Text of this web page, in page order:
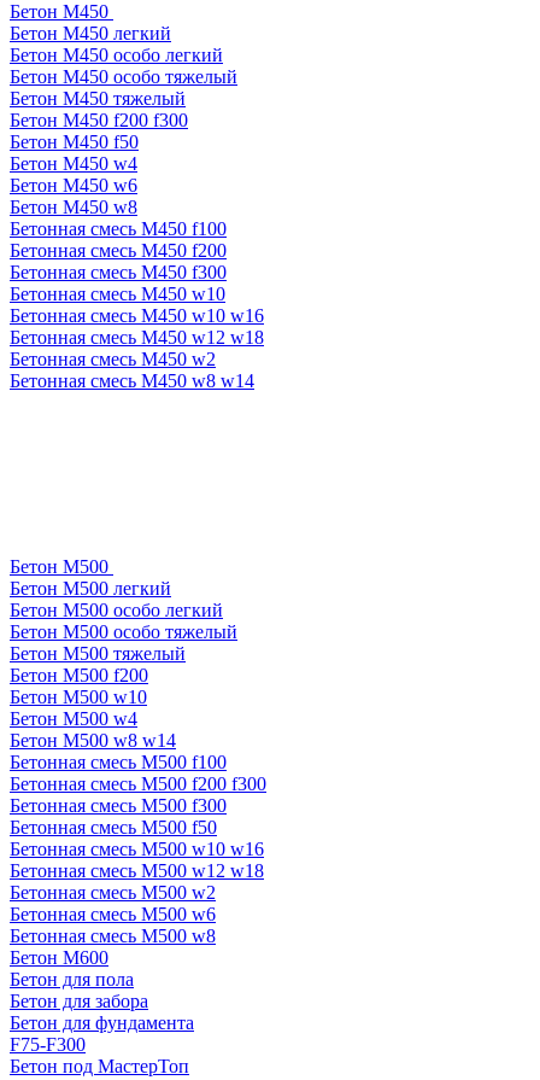
Бетон М450
Бетон М450 легкий
Бетон М450 особо легкий
Бетон М450 особо тяжелый
Бетон М450 тяжелый
Бетон М450 f200 f300
Бетон М450 f50
Бетон М450 w4
Бетон М450 w6
Бетон М450 w8
Бетонная смесь М450 f100
Бетонная смесь М450 f200
Бетонная смесь М450 f300
Бетонная смесь М450 w10
Бетонная смесь М450 w10 w16
Бетонная смесь М450 w12 w18
Бетонная смесь М450 w2
Бетонная смесь М450 w8 w14
Бетон М500
Бетон М500 легкий
Бетон М500 особо легкий
Бетон М500 особо тяжелый
Бетон М500 тяжелый
Бетон М500 f200
Бетон М500 w10
Бетон М500 w4
Бетон М500 w8 w14
Бетонная смесь М500 f100
Бетонная смесь М500 f200 f300
Бетонная смесь М500 f300
Бетонная смесь М500 f50
Бетонная смесь М500 w10 w16
Бетонная смесь М500 w12 w18
Бетонная смесь М500 w2
Бетонная смесь М500 w6
Бетонная смесь М500 w8
Бетон М600
Бетон для пола
Бетон для забора
Бетон для фундамента
F75-F300
Бетон под МастерТоп